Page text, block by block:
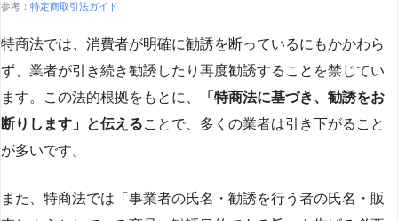
参考： 特定商取引法ガイド
特商法では、消費者が明確に勧誘を断っているにもかかわら
ず、業者が引き続き勧誘したり再度勧誘することを禁じてい
ます。この法的根拠をもとに、
「特商法に基づき、勧誘をお
断りします」と伝えることで、多くの業者は引き下がること
が多いです​​。
また、特商法では「事業者の氏名・勧誘を行う者の氏名・販